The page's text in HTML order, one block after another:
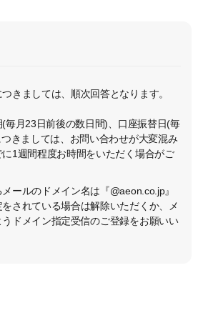
きましては、順次回答となります。
毎月23日前後の数日間)、口座振替日(毎
きましては、お問い合わせが大変混み
1週間程度お時間をいただく場合がご
ールのドメイン名は『@aeon.co.jp』
されている場合は解除いただくか、メ
ドメイン指定受信のご登録をお願いい